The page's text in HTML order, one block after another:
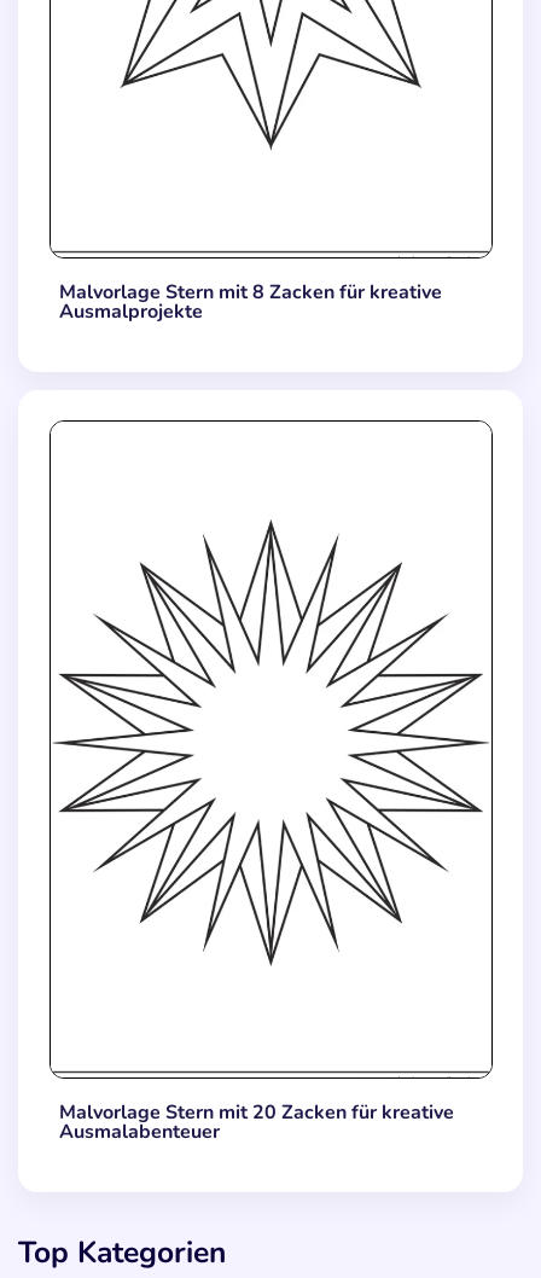
Malvorlage Stern mit 8 Zacken für kreative
Ausmalprojekte
Malvorlage Stern mit 20 Zacken für kreative
Ausmalabenteuer
Top Kategorien